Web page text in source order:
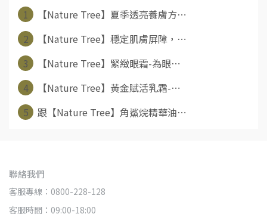
1
【Nature Tree】夏季透亮養膚方⋯
2
【Nature Tree】穩定肌膚屏障，⋯
3
【Nature Tree】緊緻眼霜-為眼⋯
4
【Nature Tree】黃金賦活乳霜-⋯
5
跟【Nature Tree】角鯊烷精華油⋯
聯絡我們
客服專線：0800-228-128
客服時間：09:00-18:00